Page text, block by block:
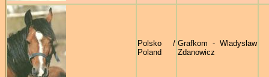
Polsko /
Poland
Grafkom - Wladyslaw
Zdanowicz